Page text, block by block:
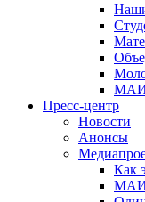
МАИ
Пресс-центр
Новости
Анонсы
Как
МАИ